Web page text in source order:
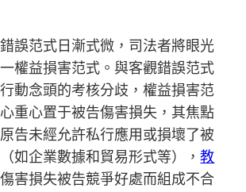
誤范式日漸式微，司法者將眼光
權益損害范式。與客觀錯誤范式
動念頭的考核分歧，權益損害范
重心置于被告傷害損失，其焦點
告未經允許私行應用或損壞了被
如企業數據和貿易形式等），教
害損失被告競爭好處而組成不合